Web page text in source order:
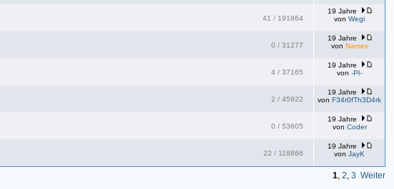
41 / 191864
19 Jahre
von Wegi
0 / 31277
19 Jahre
von Narses
4 / 37165
19 Jahre
von -Pl-
2 / 45922
19 Jahre
von F34r0fTh3D4rk
0 / 53605
19 Jahre
von Coder
22 / 118866
19 Jahre
von JayK
1, 2, 3 Weiter